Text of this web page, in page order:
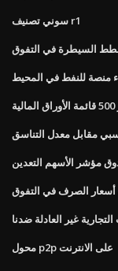
سوني تصنيف r1
السيطرة في التفوق
منصة للنفط في المحيط
مقابل معدل التناسق
مؤشر الأسهم التعدين
أسعار الصرف في التفوق
غير العادلة ضدنا
محول p2p على الانترنت